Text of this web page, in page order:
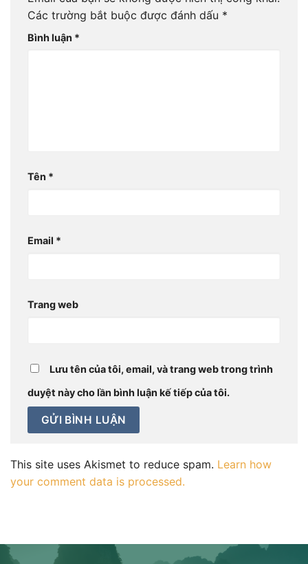
Các trường bắt buộc được đánh dấu *
Bình luận *
Tên *
Email *
Trang web
Lưu tên của tôi, email, và trang web trong trình
duyệt này cho lần bình luận kế tiếp của tôi.
This site uses Akismet to reduce spam. Learn how
your comment data is processed.